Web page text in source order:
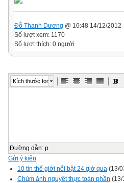
Đỗ Thanh Dương @ 16:48 14/12/2012
Số lượt xem: 1170
Số lượt thích: 0 người
Kích thước font
Đường dẫn: p
Gửi ý kiến
10 tin thế giới nổi bật 24 giờ qua (13/
Chùm ảnh nguyệt thực toàn phần (13/